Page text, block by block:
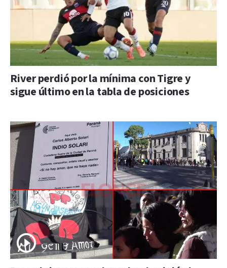
River perdió por la mínima con Tigre y
sigue último en la tabla de posiciones